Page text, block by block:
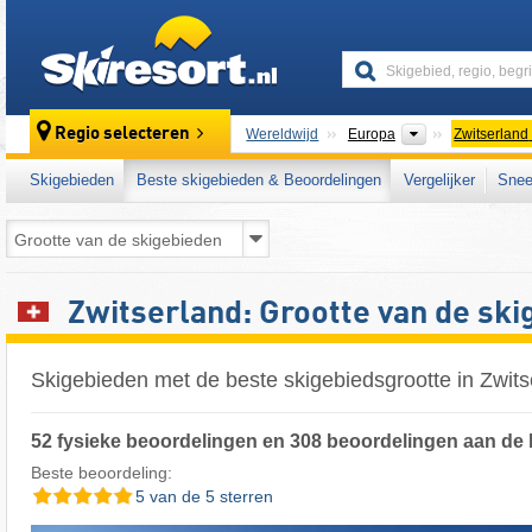
Regio selecteren Wereldwijd Europa Continenten
Zwitserland
Skigebieden Beste skigebieden & Beoordelingen Vergelijker
Zwitserland: Grootte van de
Skigebieden met de beste skigebiedsgrootte in
52 fysieke beoordelingen en 308 beoordelingen aan de
Beste beoordeling:
5 van de 5 sterren